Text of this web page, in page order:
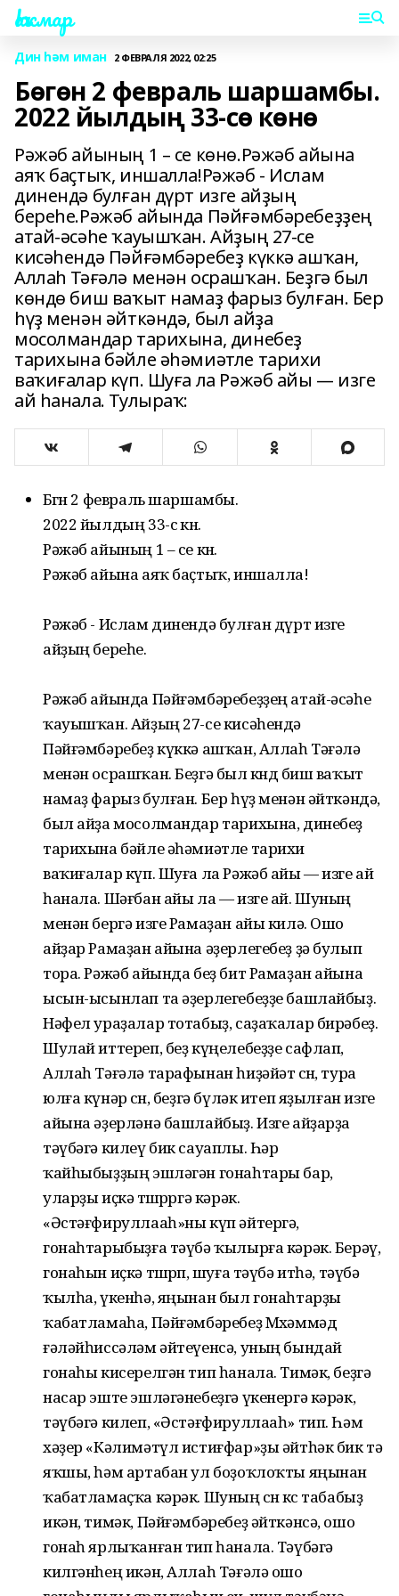
Һаҡмар
Дин һәм иман 2 ФЕВРАЛЯ 2022, 02:25
Бөгөн 2 февраль шаршамбы.
2022 йылдың 33-сө көнө
Рәжәб айының 1 – се көнө.Рәжәб айына
аяҡ баҫтыҡ, иншалла!Рәжәб - Ислам
динендә булған дүрт изге айҙың
береһе.Рәжәб айында Пәйғәмбәребеҙҙең
атай-әсәһе ҡауышҡан. Айҙың 27-се
кисәһендә Пәйғәмбәребеҙ күккә ашҡан,
Аллаһ Тәғәлә менән осрашҡан. Беҙгә был
көндө биш ваҡыт намаҙ фарыз булған. Бер
һүҙ менән әйткәндә, был айҙа
мосолмандар тарихына, динебеҙ
тарихына бәйле әһәмиәтле тарихи
ваҡиғалар күп. Шуға ла Рәжәб айы — изге
ай һанала. Тулыраҡ:
Бөгөн 2 февраль шаршамбы.
2022 йылдың 33-сө көнө.
Рәжәб айының 1 – се көнө.
Рәжәб айына аяҡ баҫтыҡ, иншалла!
Рәжәб - Ислам динендә булған дүрт изге
айҙың береһе.
Рәжәб айында Пәйғәмбәребеҙҙең атай-әсәһе
ҡауышҡан. Айҙың 27-се кисәһендә
Пәйғәмбәребеҙ күккә ашҡан, Аллаһ Тәғәлә
менән осрашҡан. Беҙгә был көндө биш ваҡыт
намаҙ фарыз булған. Бер һүҙ менән әйткәндә,
был айҙа мосолмандар тарихына, динебеҙ
тарихына бәйле әһәмиәтле тарихи
ваҡиғалар күп. Шуға ла Рәжәб айы — изге ай
һанала. Шәғбан айы ла — изге ай. Шуның
менән бергә изге Рамаҙан айы килә. Ошо
айҙар Рамаҙан айына әҙерлегебеҙ ҙә булып
тора. Рәжәб айында беҙ бит Рамаҙан айына
ысын-ысынлап та әҙерлегебеҙҙе башлайбыҙ.
Нәфел ураҙалар тотабыҙ, саҙаҡалар бирәбеҙ.
Шулай иттереп, беҙ күңелебеҙҙе сафлап,
Аллаһ Тәғәлә тарафынан һиҙәйәт өсөн, тура
юлға күнәр өсөн, беҙгә бүләк итеп яҙылған изге
айына әҙерләнә башлайбыҙ. Изге айҙарҙа
тәүбәгә килеү бик сауаплы. Һәр
ҡайһыбыҙҙың эшләгән гонаһтары бар,
уларҙы иҫкә төшөрөргә кәрәк.
«Әстәғфируллааһ»ны күп әйтергә,
гонаһтарыбыҙға тәүбә ҡылырға кәрәк. Берәү,
гонаһын иҫкә төшөрөп, шуға тәүбә итһә, тәүбә
ҡылһа, үкенһә, яңынан был гонаһтарҙы
ҡабатламаһа, Пәйғәмбәребеҙ Мөхәммәд
ғәләйһиссәләм әйтеүенсә, уның бындай
гонаһы кисерелгән тип һанала. Тимәк, беҙгә
насар эште эшләгәнебеҙгә үкенергә кәрәк,
тәүбәгә килеп, «Әстәғфируллааһ» тип. Һәм
хәҙер «Кәлимәтүл истиғфар»ҙы әйтһәк бик тә
яҡшы, һәм артабан ул боҙоҡлоҡты яңынан
ҡабатламаҫҡа кәрәк. Шуның өсөн көс табабыҙ
икән, тимәк, Пәйғәмбәребеҙ әйткәнсә, ошо
гонаһ ярлыҡанған тип һанала. Тәүбәгә
килгәнһең икән, Аллаһ Тәғәлә ошо